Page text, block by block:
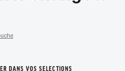
DANS VOS SELECTIONS